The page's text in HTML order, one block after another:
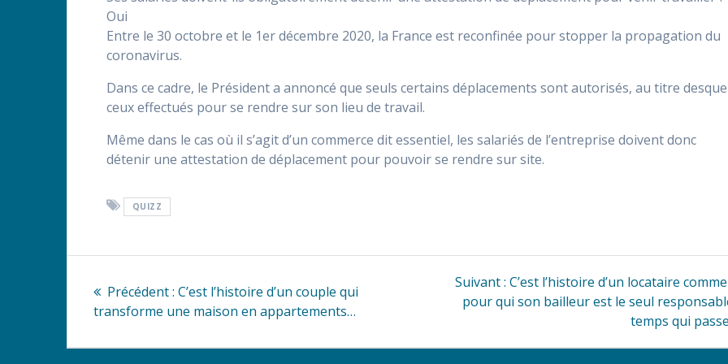
Oui
Entre le 30 octobre et le 1er décembre 2020, la France est reconfinée pour stopper la propagation du
coronavirus.
Dans ce cadre, le Président a annoncé que seuls certains déplacements sont autorisés, au titre
ceux effectués pour se rendre sur son lieu de travail.
Même dans le cas où il s’agit d’un commerce dit essentiel, les salariés de l’entreprise doivent donc
détenir une attestation de déplacement pour pouvoir se rendre sur site.
QUIZZ
de
l’article
Précédent : Article
précédent
C’est l’histoire d’un couple qui
transforme une maison en appartements…
Suivant : Article
suivant
C’est l’histoire d’un locataire
pour qui son bailleur est le seul
temps qui